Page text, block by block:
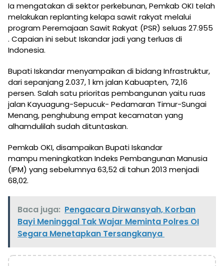
Ia mengatakan di sektor perkebunan, Pemkab OKI telah
melakukan replanting kelapa sawit rakyat melalui
program Peremajaan Sawit Rakyat (PSR) seluas 27.955
. Capaian ini sebut Iskandar jadi yang terluas di
Indonesia.
Bupati Iskandar menyampaikan di bidang Infrastruktur,
dari sepanjang 2.037, 1 km jalan Kabuapten, 72,16
persen. Salah satu prioritas pembangunan yaitu ruas
jalan Kayuagung-Sepucuk- Pedamaran Timur-Sungai
Menang, penghubung empat kecamatan yang
alhamdulilah sudah dituntaskan.
Pemkab OKI, disampaikan Bupati Iskandar
mampu meningkatkan Indeks Pembangunan Manusia
(IPM) yang sebelumnya 63,52 di tahun 2013 menjadi
68,02.
Baca juga: Pengacara Dirwansyah, Korban
Bayi Meninggal Tak Wajar Meminta Polres OI
Segara Menetapkan Tersangkanya